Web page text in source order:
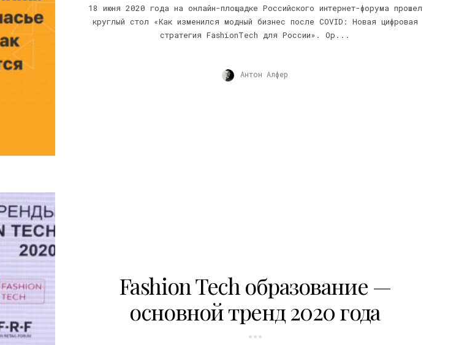
18 июня 2020 года на онлайн-площадке Российского интернет-форума прошел
круглый стол «Как изменился модный бизнес после COVID: Новая цифровая
стратегия FashionTech для России». Ор...
Антон Алфер
Fashion Tech образование —
основной тренд 2020 года